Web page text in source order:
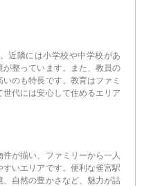
近隣には小学校や中学校があ
が整っています。また、教員の
のも特長です。教育はファミ
代には安心して住めるエリア
が揃い、ファミリーから一人
いエリアです。便利な雀宮駅
自然の豊かさなど、魅力が詰